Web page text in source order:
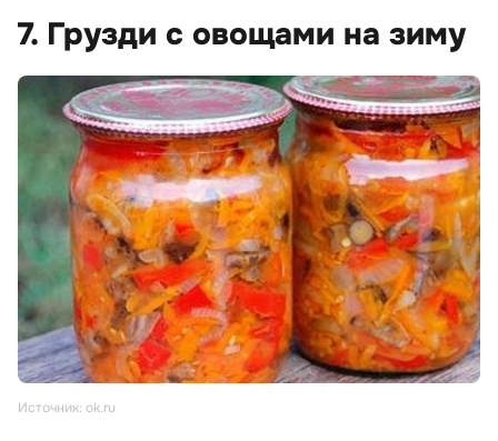
7. Грузди с овощами на зиму
Источник: ok.ru